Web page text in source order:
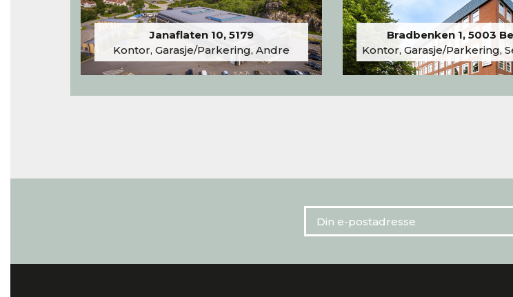
Janaflaten 10, 5179
Kontor, Garasje/Parkering, Andre
Bradbenken 1, 5003
Kontor, Garasje/Parkering, Serveringslokale/Kantine,